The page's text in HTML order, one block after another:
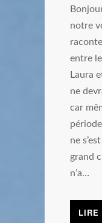
notre
entre
Laura
ne
car
ne
grand
n’a…
LIRE